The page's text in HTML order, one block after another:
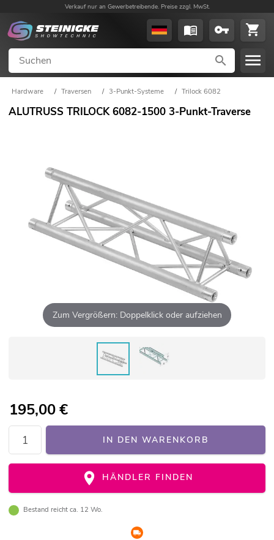
Verkauf nur an Gewerbetreibende. Preise zzgl. MwSt.
Hardware / Traversen / 3-Punkt-Systeme / Trilock 6082
ALUTRUSS TRILOCK 6082-1500 3-Punkt-Traverse
Zum Vergrößern: Doppelklick oder aufziehen
195,00€
IN DEN WARENKORB
HÄNDLER FINDEN
Bestand reicht ca. 12 Wo.